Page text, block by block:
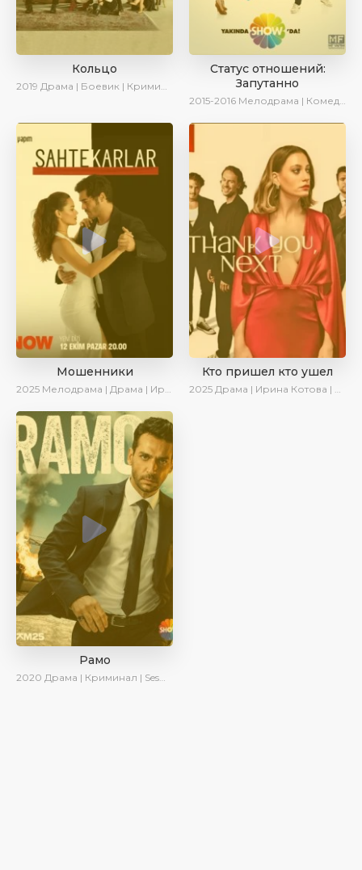
Кольцо
2019 Драма | Боевик | Криминал
Статус отношений:
Запутанно
2015-2016 Мелодрама | Комедия
Мошенники
2025 Мелодрама | Драма | Ирина Котова | AlisaDirilis | Новинки | Сериалы 2025
Кто пришел кто ушел
2025 Драма | Ирина Котова | Новинки | Сериалы 2025
Рамо
2020 Драма | Криминал | SesDizi | Ирина Котова